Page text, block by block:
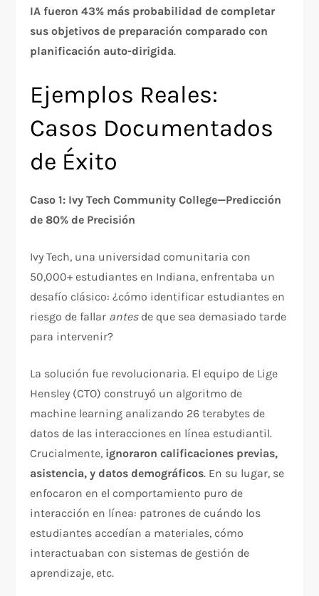
IA fueron 43% más probabilidad de completar
sus objetivos de preparación comparado con
planificación auto-dirigida.​
Ejemplos Reales:
Casos Documentados
de Éxito
Caso 1: Ivy Tech Community College—Predicción
de 80% de Precisión
Ivy Tech, una universidad comunitaria con
50,000+ estudiantes en Indiana, enfrentaba un
desafío clásico: ¿cómo identificar estudiantes en
riesgo de fallar antesde que sea demasiado tarde
para intervenir?
La solución fue revolucionaria. El equipo de Lige
Hensley (CTO) construyó un algoritmo de
machine learning analizando 26 terabytes de
datos de las interacciones en línea estudiantil.
Crucialmente, ignoraron calificaciones previas,
asistencia, y datos demográficos. En su lugar, se
enfocaron en el comportamiento puro de
interacción en línea: patrones de cuándo los
estudiantes accedían a materiales, cómo
interactuaban con sistemas de gestión de
aprendizaje, etc.​